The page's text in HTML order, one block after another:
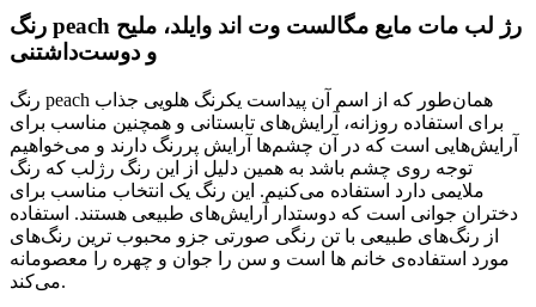
رنگ peach رژ لب مات مایع مگالست وت اند وایلد، ملیح
و دوست‌داشتنی
رنگ peach همان‌طور که از اسم آن پیداست یکرنگ هلویی جذاب
برای استفاده روزانه، آرایش‌های تابستانی و همچنین مناسب برای
آرایش‌هایی است که در آن چشم‌ها آرایش پررنگ دارند و می‌خواهیم
توجه روی چشم باشد به همین دلیل از این رنگ رژلب که رنگ
ملایمی دارد استفاده می‌کنیم. این رنگ یک انتخاب مناسب برای
دختران جوانی است که دوستدار آرایش‌های طبیعی هستند. استفاده
از رنگ‌های طبیعی با تن رنگی صورتی جزو محبوب ترین رنگ‌های
مورد استفاده‌ی خانم ها است و سن را جوان و چهره را معصومانه
می‌کند.